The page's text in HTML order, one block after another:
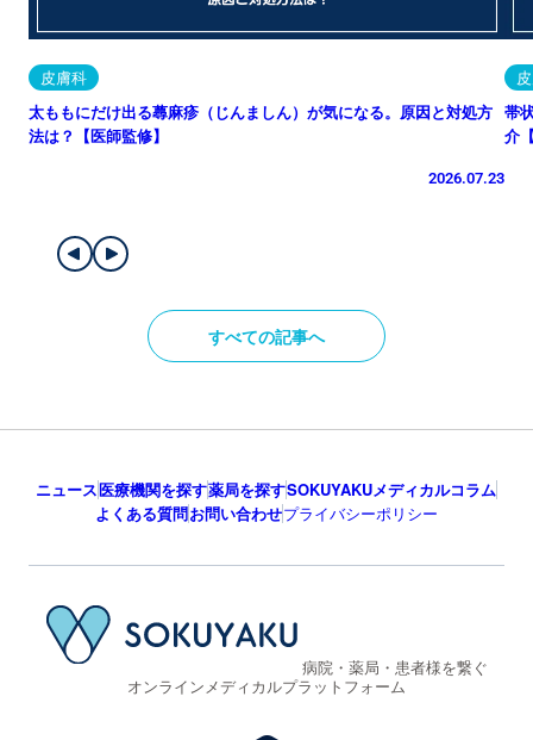
皮膚科
太ももにだけ出る蕁麻疹（じんましん）が気になる。原因と対処方
法は？【医師監修】
2026.07.23
帯
介
すべての記事へ
ニュース医療機関を探す薬局を探すSOKUYAKUメディカルコラム
よくある質問お問い合わせプライバシーポリシー
病院・薬局・患者様を繋ぐ
オンラインメディカルプラットフォーム